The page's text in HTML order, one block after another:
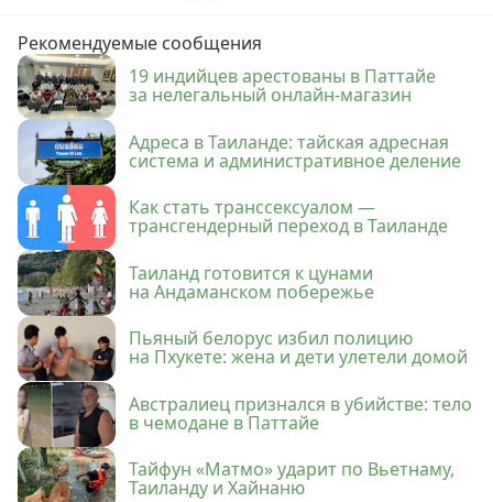
Рекомендуемые сообщения
19 индийцев арестованы в Паттайе
за нелегальный онлайн-магазин
Адреса в Таиланде: тайская адресная
система и административное деление
Как стать транссексуалом —
трансгендерный переход в Таиланде
Таиланд готовится к цунами
на Андаманском побережье
Пьяный белорус избил полицию
на Пхукете: жена и дети улетели домой
Австралиец признался в убийстве: тело
в чемодане в Паттайе
Тайфун «Матмо» ударит по Вьетнаму,
Таиланду и Хайнаню